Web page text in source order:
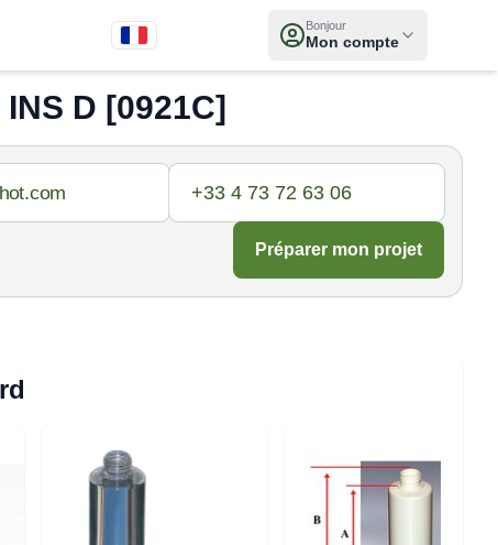
Bonjour
Mon compte
D [0921C]
Préparer mon projet